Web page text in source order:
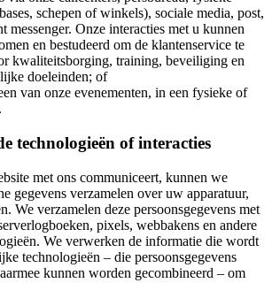
schepen of winkels), sociale media, post,
messenger. Onze interacties met u kunnen
en bestudeerd om de klantenservice te
kwaliteitsborging, training, beveiliging en
doeleinden; of
van onze evenementen, in een fysieke of
technologieën of interacties
met ons communiceert, kunnen we
gegevens verzamelen over uw apparatuur,
We verzamelen deze persoonsgegevens met
pixels, webbakens en andere
We verwerken de informatie die wordt
technologieën – die persoonsgegevens
kunnen worden gecombineerd – om